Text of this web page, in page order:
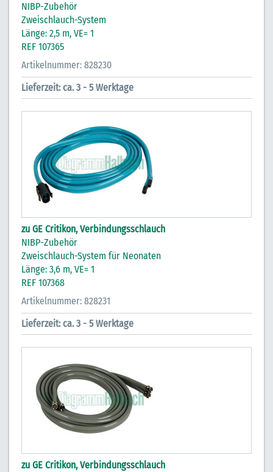
NIBP-Zubehör
Zweischlauch-System
Länge: 2,5 m, VE= 1
REF 107365
Artikelnummer: 828230
Lieferzeit: ca. 3 - 5 Werktage
zu GE Critikon, Verbindungsschlauch
NIBP-Zubehör
Zweischlauch-System für Neonaten
Länge: 3,6 m, VE= 1
REF 107368
Artikelnummer: 828231
Lieferzeit: ca. 3 - 5 Werktage
zu GE Critikon, Verbindungsschlauch